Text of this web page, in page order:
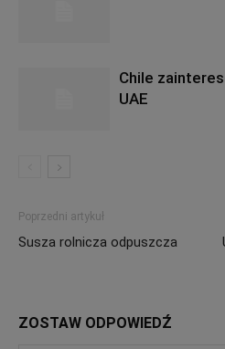
Chile
UAE
Poprzedni artykuł
Susza rolnicza odpuszcza
ZOSTAW ODPOWIEDŹ